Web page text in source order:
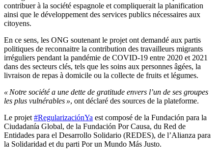
contribuer à la société espagnole et compliquerait la planification
ainsi que le développement des services publics nécessaires aux
citoyens.
En ce sens, les ONG soutenant le projet ont demandé aux partis
politiques de reconnaitre la contribution des travailleurs migrants
irréguliers pendant la pandémie de COVID-19 entre 2020 et 2021
dans des secteurs clés, tels que les soins aux personnes âgées, la
livraison de repas à domicile ou la collecte de fruits et légumes.
« Notre société a une dette de gratitude envers l’un de ses groupes
les plus vulnérables », ont déclaré des sources de la plateforme.
Le projet #RegularizaciónYa est composé de la Fundación para la
Ciudadanía Global, de la Fundación Por Causa, du Red de
Entidades para el Desarrollo Solidario (REDES), de l’Alianza para
la Solidaridad et du parti Por un Mundo Más Justo.